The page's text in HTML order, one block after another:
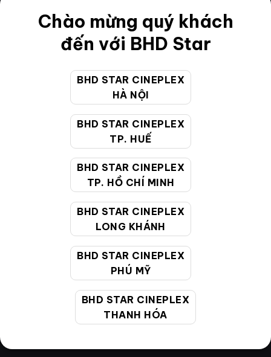
Chào mừng quý khách
đến với BHD Star
BHD STAR CINEPLEX
HÀ NỘI
BHD STAR CINEPLEX
TP. HUẾ
BHD STAR CINEPLEX
TP. HỒ CHÍ MINH
BHD STAR CINEPLEX
LONG KHÁNH
BHD STAR CINEPLEX
PHÚ MỸ
BHD STAR CINEPLEX
THANH HÓA
Điều khoản
Hướng dẫn đặt vé trực tuyến
Chính sách bảo vệ thông tin cá nhân của người tiêu
CHĂM SÓC KHÁCH HÀNG
19002099
gồm cả Lễ, Tết)
cskh@bhdstar.vn
MẠNG XÃ HỘI